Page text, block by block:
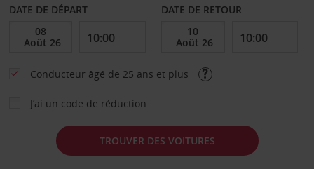
DATE DE DÉPART DATE DE RETOUR
Conducteur âgé de 25 ans et plus
J’ai un code de réduction
TROUVER DES VOITURES